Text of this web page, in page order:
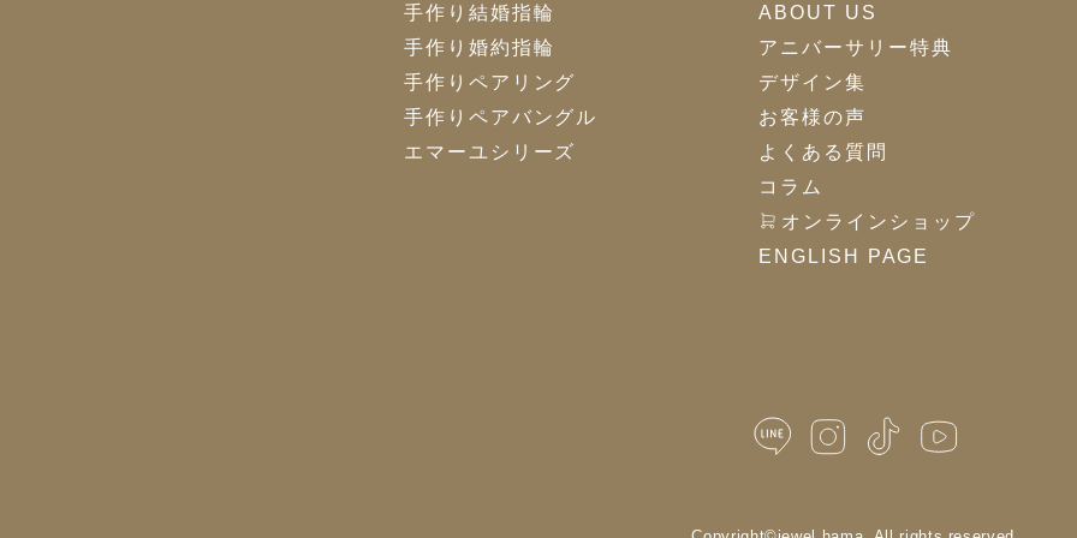
手作り結婚指輪
手作り婚約指輪
手作りペアリング
手作りペアバングル
エマーユシリーズ
ABOUT US
アニバーサリー特典
デザイン集
お客様の声
よくある質問
コラム
オンラインショップ
ENGLISH PAGE